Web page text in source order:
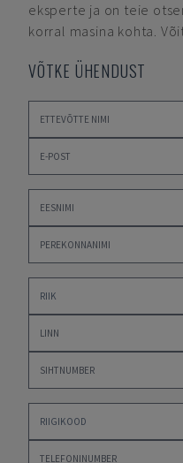
eksperte ja on teie
korral masina kohta.
VÕTKE ÜHENDUST